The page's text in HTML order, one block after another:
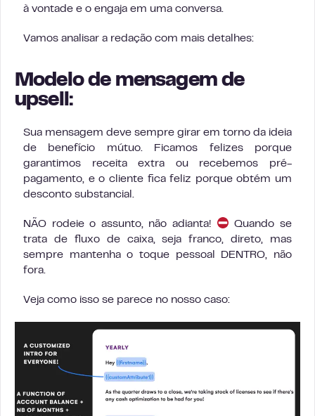
à vontade e o engaja em uma conversa.
Vamos analisar a redação com mais detalhes:
Modelo de mensagem de
upsell:
Sua mensagem deve sempre girar em torno da ideia
de benefício mútuo. Ficamos felizes porque
garantimos receita extra ou recebemos pré-
pagamento, e o cliente fica feliz porque obtém um
desconto substancial.
NÃO rodeie o assunto, não adianta!
Quando se
trata de fluxo de caixa, seja franco, direto, mas
sempre mantenha o toque pessoal DENTRO, não
fora.
Veja como isso se parece no nosso caso: